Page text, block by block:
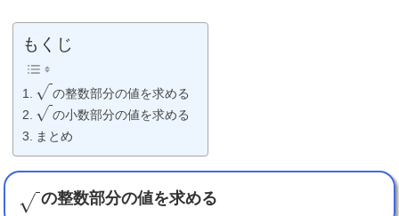
もくじ
√ の整数部分の値を求める
√ の小数部分の値を求める
まとめ
√ の整数部分の値を求める